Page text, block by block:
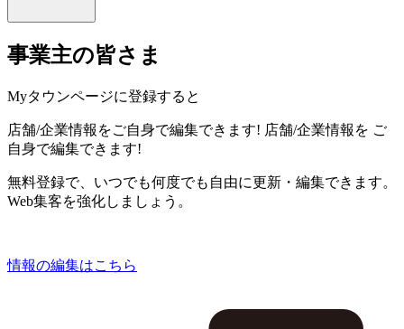
事業主の皆さま
Myタウンページに登録すると
店舗/企業情報をご自身で編集できます! 店舗/企業情報を ご
自身で編集できます!
無料登録で、いつでも何度でも自由に更新・編集できます。
Web集客を強化しましょう。
情報の編集はこちら